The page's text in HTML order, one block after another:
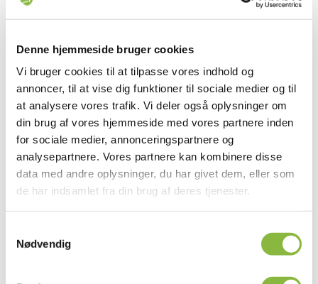
Denne hjemmeside bruger cookies
Vi bruger cookies til at tilpasse vores indhold og
annoncer, til at vise dig funktioner til sociale medier og til
at analysere vores trafik. Vi deler også oplysninger om
din brug af vores hjemmeside med vores partnere inden
for sociale medier, annonceringspartnere og
analysepartnere. Vores partnere kan kombinere disse
data med andre oplysninger, du har givet dem, eller som
de har indsamlet fra din brug af deres tjenester.
Nødvendig
Sebastian Scheer
Sales Manager - DE / AT / CH / CZ